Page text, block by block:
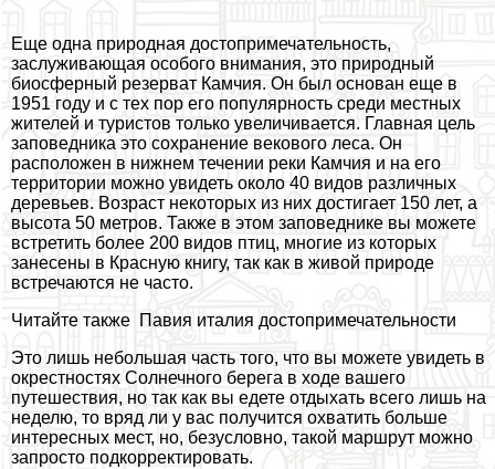
Еще одна природная достопримечательность,
заслуживающая особого внимания, это природный
биосферный резерват Камчия. Он был основан еще в
1951 году и с тех пор его популярность среди местных
жителей и туристов только увеличивается. Главная цель
заповедника это сохранение векового леса. Он
расположен в нижнем течении реки Камчия и на его
территории можно увидеть около 40 видов различных
деревьев. Возраст некоторых из них достигает 150 лет, а
высота 50 метров. Также в этом заповеднике вы можете
встретить более 200 видов птиц, многие из которых
занесены в Красную книгу, так как в живой природе
встречаются не часто.
Читайте также Павия италия достопримечательности
Это лишь небольшая часть того, что вы можете увидеть в
окрестностях Солнечного берега в ходе вашего
путешествия, но так как вы едете отдыхать всего лишь на
неделю, то вряд ли у вас получится охватить больше
интересных мест, но, безусловно, такой маршрут можно
запросто подкорректировать.